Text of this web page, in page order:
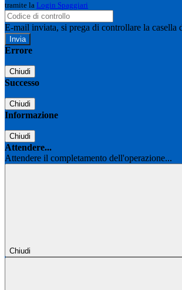
tramite la Login Spaggiari
E-mail inviata, si prega di controllare la casella
Errore
Chiudi
Successo
Chiudi
Informazione
Chiudi
Attendere...
Attendere il completamento dell'operazione...
Chiudi